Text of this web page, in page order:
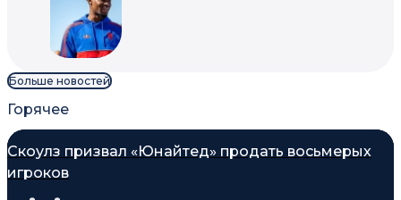
Больше новостей
Горячее
Скоулз призвал «Юнайтед» продать восьмерых
игроков